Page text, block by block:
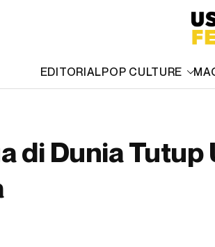
EDITORIALPOP CULTURE
di Dunia Tutup